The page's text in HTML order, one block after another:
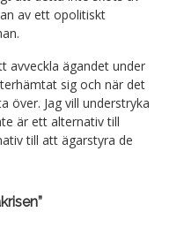
av ett opolitiskt
avveckla ägandet under
sig och när det
över. Jag vill understryka
är ett alternativ till
till att ägarstyra de